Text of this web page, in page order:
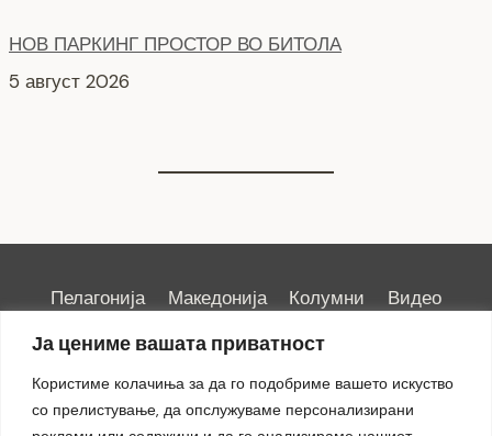
Ја цениме вашата приватност
Користиме колачиња за да го подобриме вашето искуство
со прелистување, да опслужуваме персонализирани
Интервју со кандидати за Надзорен одбор кои
продолжуваат во втора фаза ЈКП Водовод
4 август 2026
Пелагонија Македонија Колумни
Видео
Емисии
Култура Здравје
Занимливости
Спорт
ИРИС